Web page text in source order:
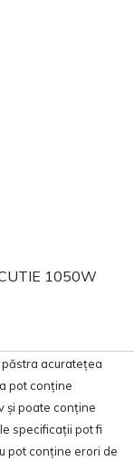
1050W
acurateţea
pot conţine
şi poate conţine
specificaţii pot fi
pot conţine erori de